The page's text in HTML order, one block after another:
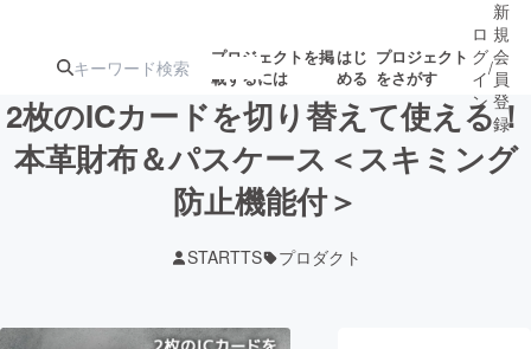
プロジェクトを掲
載するには
はじ
める
プロジェクト
をさがす
注目の新着プロ募集終了が近いプ
ロ
グ
イ
ン
/
新
規
会
員
登
録
2枚のICカードを切り替えて使える！
本革財布＆パスケース＜スキミング
防止機能付＞
STARTTS プロダクト